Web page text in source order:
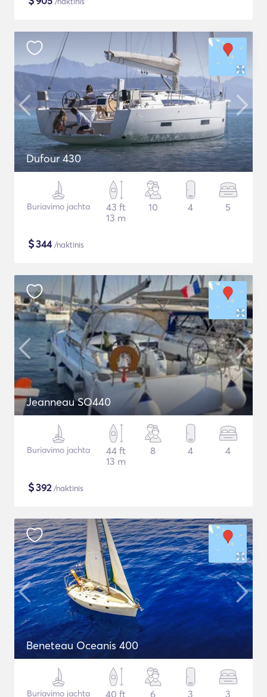
Dufour 430
Buriavimo jachta
43 ft
13 m
10 4 5
$344/naktinis
Jeanneau SO440
Buriavimo jachta
44 ft
13 m
8 4 4
$392/naktinis
Beneteau Oceanis 400
Buriavimo jachta
40 ft
6 3 3